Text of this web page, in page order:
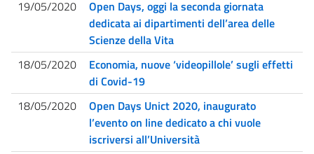
19/05/2020
Open Days, oggi la seconda giornata
dedicata ai dipartimenti dell’area delle
Scienze della Vita
18/05/2020
Economia, nuove ‘videopillole’ sugli effetti
di Covid-19
18/05/2020
Open Days Unict 2020, inaugurato
l’evento on line dedicato a chi vuole
iscriversi all’Università